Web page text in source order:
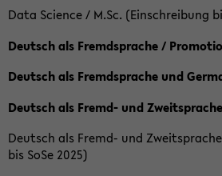
Data Science / M.Sc. (Einschreibung
Deutsch als Fremdsprache /
Deutsch als Fremdsprache und
Deutsch als Fremd- und
Deutsch als Fremd- und
bis SoSe 2025)